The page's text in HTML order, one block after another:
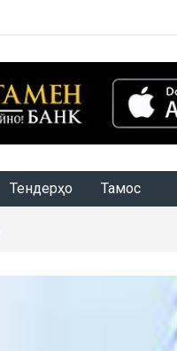
Тендерҳо Тамос